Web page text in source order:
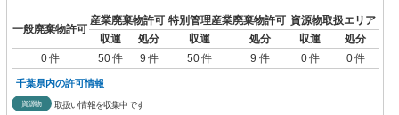
一般廃棄物許可
産業廃棄物許可 特別管理産業廃棄物許可 資源物取扱エリア
収運
処分 収運 処分 収運
処分
0 件
50 件 9 件 50 件 9 件 0 件 0 件
千葉県内の許可情報
資源物 取扱い情報を収集中です